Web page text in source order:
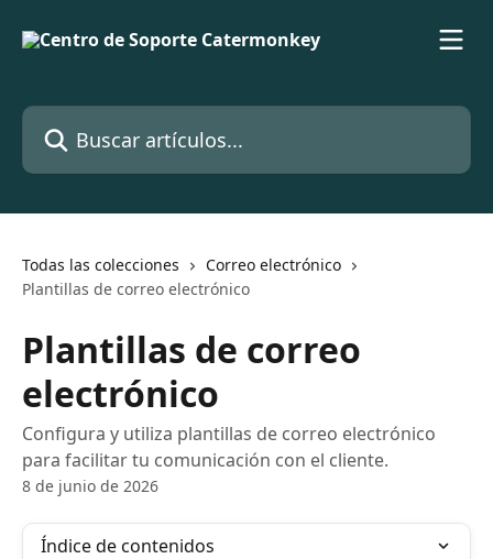
Buscar artículos...
Todas las colecciones
Correo electrónico
Plantillas de correo electrónico
Plantillas de correo
electrónico
Configura y utiliza plantillas de correo electrónico
para facilitar tu comunicación con el cliente.
8 de junio de 2026
Índice de contenidos